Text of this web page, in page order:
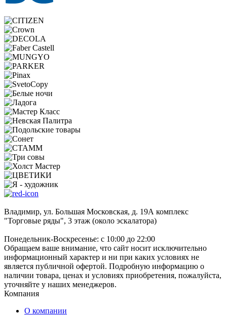
Владимир, ул. Большая Московская, д. 19А комплекс
"Торговые ряды", 3 этаж (около эскалатора)
Понедельник-Воскресенье: с 10:00 до 22:00
Обращаем ваше внимание, что сайт носит исключительно
информационный характер и ни при каких условиях не
является публичной офертой. Подробную информацию о
наличии товара, ценах и условиях приобретения, пожалуйста,
уточняйте у наших менеджеров.
Компания
О компании